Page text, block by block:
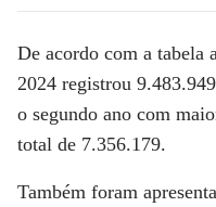
De acordo com a tabela
2024 registrou
o segundo ano com
total de 7.356.179.
Também foram